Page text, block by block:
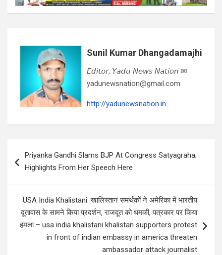
Sunil Kumar Dhangadamajhi
𝘌𝘥𝘪𝘵𝘰𝘳, 𝘠𝘢𝘥𝘶 𝘕𝘦𝘸𝘴 𝘕𝘢𝘵𝘪𝘰𝘯 ✉
yadunewsnation@gmail.com
http://yadunewsnation.in
navigation
Priyanka Gandhi Slams BJP At Congress Satyagraha;
Highlights From Her Speech Here
USA India Khalistani: खालिस्तान समर्थकों ने अमेरिका में भारतीय
दूतावास के सामने किया प्रदर्शन, राजदूत को धमकी, पत्रकार पर किया
हमला – usa india khalistani khalistan supporters protest
in front of indian embassy in america threaten
ambassador attack journalist